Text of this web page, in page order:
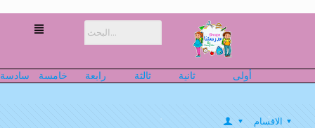
أولى ثانية ثالثة رابعة خامسة سادسة
الاقسام